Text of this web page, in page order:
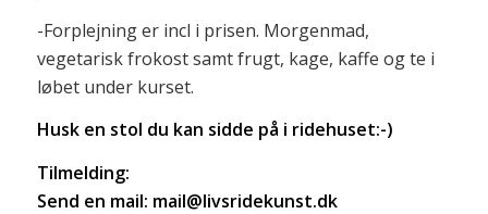
-Forplejning er incl i prisen. Morgenmad,
vegetarisk frokost samt frugt, kage, kaffe og te i
løbet under kurset.
Husk en stol du kan sidde på i ridehuset:-)
Tilmelding:
Send en mail: mail@livsridekunst.dk